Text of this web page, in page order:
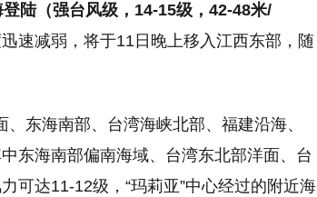
陆（强台风级，14-15级，42-48米/
速减弱，将于11日晚上移入江西东部，随
东海南部、台湾海峡北部、福建沿海、
东海南部偏南海域、台湾东北部洋面、台
可达11-12级，“玛莉亚”中心经过的附近海